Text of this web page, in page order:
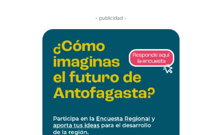
- publicidad -